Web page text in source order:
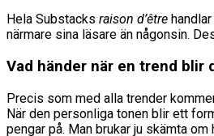
Hela Substacks raison d’être
närmare sina läsare än någonsin.
Vad händer när en trend blir
Precis som med alla trender
När den personliga tonen blir ett
pengar på. Man brukar ju skämta